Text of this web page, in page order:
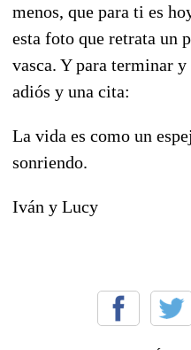
menos, que para ti es
esta foto que retrata un
vasca. Y para terminar
adiós y una cita:
La vida es como un
sonriendo.
Iván y Lucy